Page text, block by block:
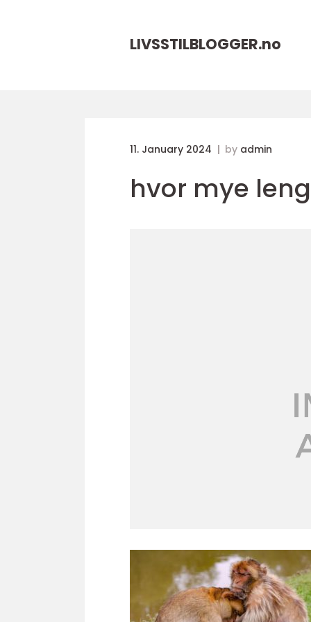
LIVSSTILBLOGGER.no
11. January 2024 by admin
hvor mye